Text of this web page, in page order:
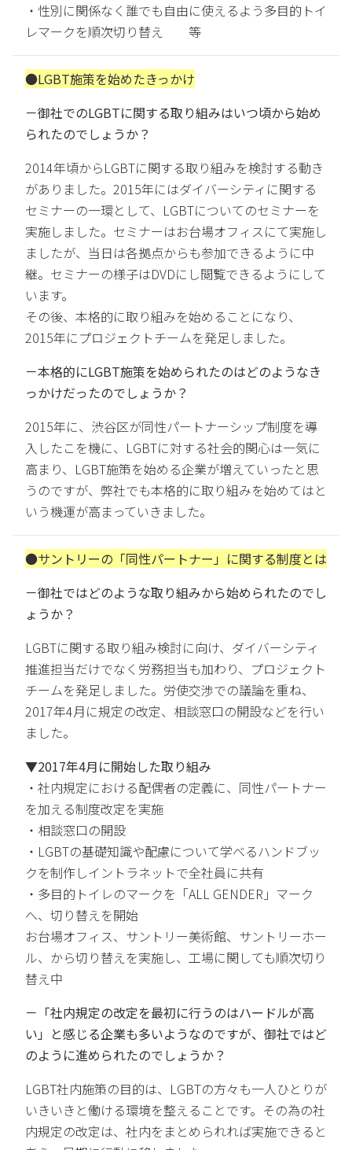
・性別に関係なく誰でも自由に使えるよう多目的トイ
レマークを順次切り替え 等
●LGBT施策を始めたきっかけ
－御社でのLGBTに関する取り組みはいつ頃から始め
られたのでしょうか？
2014年頃からLGBTに関する取り組みを検討する動き
がありました。2015年にはダイバーシティに関する
セミナーの一環として、LGBTについてのセミナーを
実施しました。セミナーはお台場オフィスにて実施し
ましたが、当日は各拠点からも参加できるように中
継。セミナーの様子はDVDにし閲覧できるようにして
います。
その後、本格的に取り組みを始めることになり、
2015年にプロジェクトチームを発足しました。
－本格的にLGBT施策を始められたのはどのようなき
っかけだったのでしょうか？
2015年に、渋谷区が同性パートナーシップ制度を導
入したこを機に、LGBTに対する社会的関心は一気に
高まり、LGBT施策を始める企業が増えていったと思
うのですが、弊社でも本格的に取り組みを始めてはと
いう機運が高まっていきました。
●サントリーの「同性パートナー」に関する制度とは
－御社ではどのような取り組みから始められたのでし
ょうか？
LGBTに関する取り組み検討に向け、ダイバーシティ
推進担当だけでなく労務担当も加わり、プロジェクト
チームを発足しました。労使交渉での議論を重ね、
2017年4月に規定の改定、相談窓口の開設などを行い
ました。
▼2017年4月に開始した取り組み
・社内規定における配偶者の定義に、同性パートナー
を加える制度改定を実施
・相談窓口の開設
・LGBTの基礎知識や配慮について学べるハンドブッ
クを制作しイントラネットで全社員に共有
・多目的トイレのマークを「ALL GENDER」マーク
へ、切り替えを開始
お台場オフィス、サントリー美術館、サントリーホー
ル、から切り替えを実施し、工場に関しても順次切り
替え中
－「社内規定の改定を最初に行うのはハードルが高
い」と感じる企業も多いようなのですが、御社ではど
のように進められたのでしょうか？
LGBT社内施策の目的は、LGBTの方々も一人ひとりが
いきいきと働ける環境を整えることです。その為の社
内規定の改定は、社内をまとめられれば実施できると